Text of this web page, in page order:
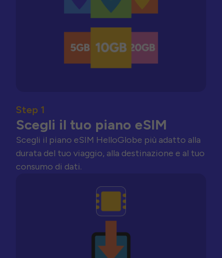
Step 1
Scegli il tuo piano eSIM
Scegli il piano eSIM HelloGlobe più adatto alla
durata del tuo viaggio, alla destinazione e al tuo
consumo di dati.